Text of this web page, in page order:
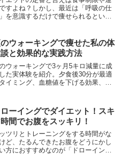
すよね？しかし、最近は「呼吸の仕
を意識するだけで痩せられるという
等、日常の中で試したくなりません
そこで今回は、ダイエットと呼吸の
について調べてみました。
ウォーキングで痩せた私の体
と効果的な実践方法
ウォーキングで3ヶ月5キロ減量に成
た実体験を紹介。夕食後30分が最適
イミング、血糖値を下げる効果、安
す。
ローイングでダイエット！スキ
間でお腹をスッキリ！
ツリとトレーニングをする時間がな
ど、たるんできたお腹をどうにかし
方におすすめなのが「ドローイン